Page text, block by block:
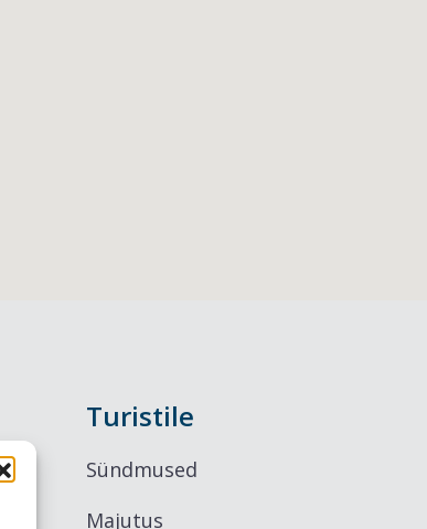
Turistile
Sündmused
Majutus